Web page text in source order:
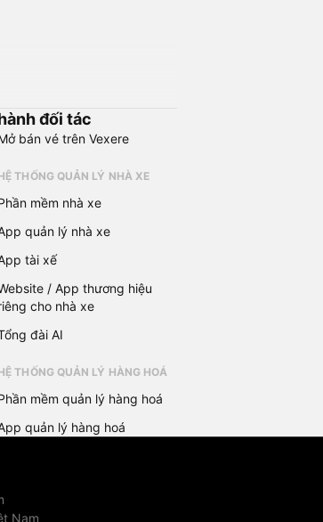
đối tác
bán vé trên Vexere
THỐNG QUẢN LÝ NHÀ XE
mềm nhà xe
quản lý nhà xe
tài xế
/ App thương hiệu
cho nhà xe
đài AI
THỐNG QUẢN LÝ HÀNG HOÁ
mềm quản lý hàng hoá
quản lý hàng hoá
Nam